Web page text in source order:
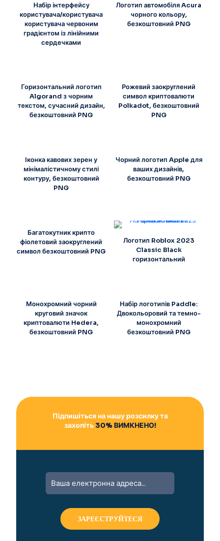
Набір інтерфейсу
користувача/користувача
користувача червоним
градієнтом із лінійними
сердечками
Логотип автомобіля Acura
чорного кольору,
безкоштовний PNG
Горизонтальний логотип
Algorand з чорним
текстом, сучасний дизайн,
безкоштовний PNG
Рожевий заокруглений
символ криптовалюти
Polkadot, безкоштовний
PNG
Іконка кавових зерен у
мінімалістичному стилі
контуру, безкоштовний
PNG
Чорний логотип Apple для
ваших дизайнів,
безкоштовний PNG
Багатокутник крипто
фіолетовий заокруглений
символ безкоштовний PNG
Логотип Roblox 2023
Classic Black
горизонтальний
Монохромний чорний
круговий значок
криптовалюти Hedera,
безкоштовний PNG
Набір логотипів Paddle:
Двокольоровий та темно-
монохромний
безкоштовний PNG
Підпишіться на нашу розсилку та
захопіть30% ВИМКНЕНО!